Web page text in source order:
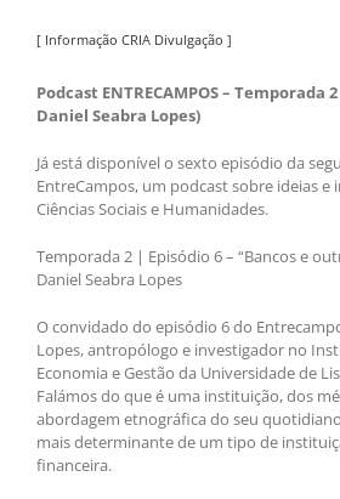
[ Informação CRIA Divulgação ]
Podcast ENTRECAMPOS – Temporada
Daniel Seabra Lopes)
Já está disponível o sexto episódio da
EntreCampos, um podcast sobre ideias e
Ciências Sociais e Humanidades.
Temporada 2 | Episódio 6 – “Bancos e
Daniel Seabra Lopes
O convidado do episódio 6 do
Lopes, antropólogo e investigador no
Economia e Gestão da Universidade de
Falámos do que é uma instituição, dos
abordagem etnográfica do seu
mais determinante de um tipo de
financeira.